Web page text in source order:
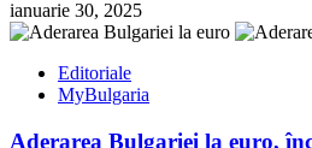
ianuarie 30, 2025
Editoriale
MyBulgaria
Aderarea Bulgariei la euro,